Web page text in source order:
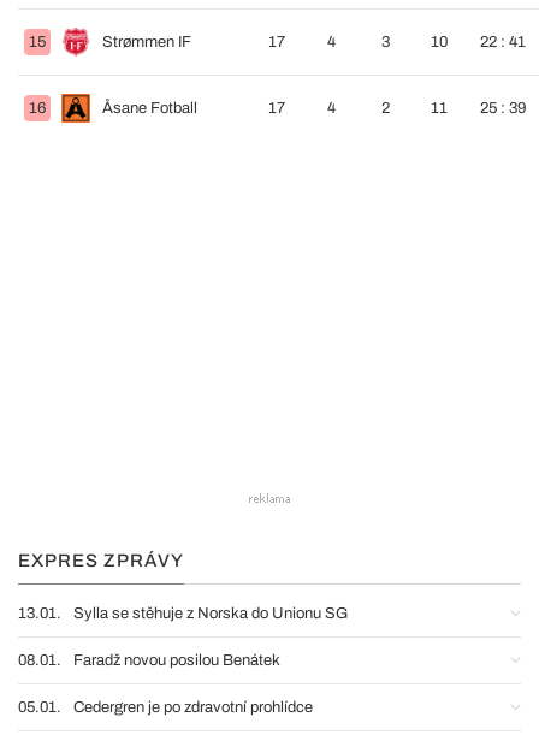
15 Strømmen IF 17 4 3 10 22 : 41
16 Åsane Fotball 17 4 2 11 25 : 39
EXPRES ZPRÁVY
13.01. Sylla se stěhuje z Norska do Unionu SG
08.01. Faradž novou posilou Benátek
05.01. Cedergren je po zdravotní prohlídce